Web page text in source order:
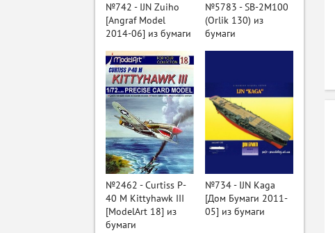
№742 - IJN Zuiho
[Angraf Model
2014-06] из бумаги
№5783 - SB-2M100
(Orlik 130) из
бумаги
№2462 - Curtiss P-
40 M Kittyhawk III
[ModelArt 18] из
бумаги
№734 - IJN Kaga
[Дом Бумаги 2011-
05] из бумаги